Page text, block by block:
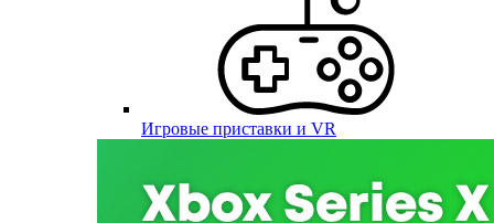
Игровые приставки и VR